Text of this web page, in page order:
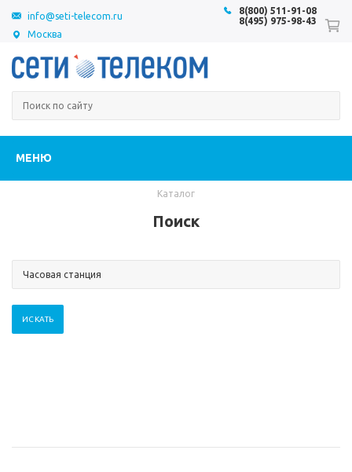
Москва
8(800) 511-91-08
8(495) 975-98-43
info@seti-telecom.ru
МЕНЮ
Каталог
Поиск